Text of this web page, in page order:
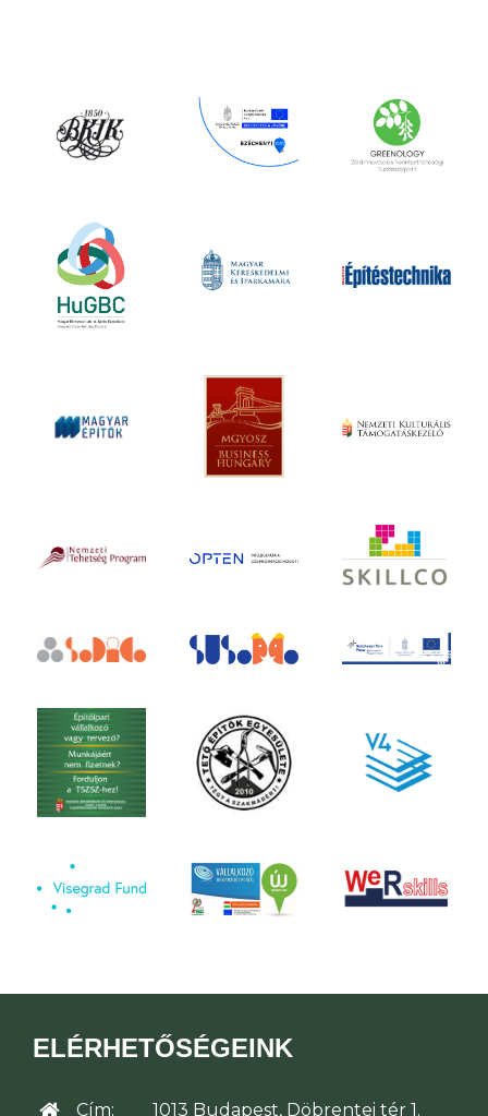
ELÉRHETŐSÉGEINK
Cím: 1013 Budapest, Döbrentei tér 1.